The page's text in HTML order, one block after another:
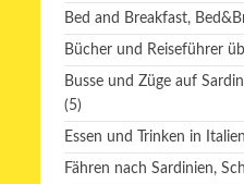
Bed and Breakfast,
Bücher und Reiseführer
Busse und Züge auf
(5)
Essen und Trinken in
Fähren nach Sardinien,